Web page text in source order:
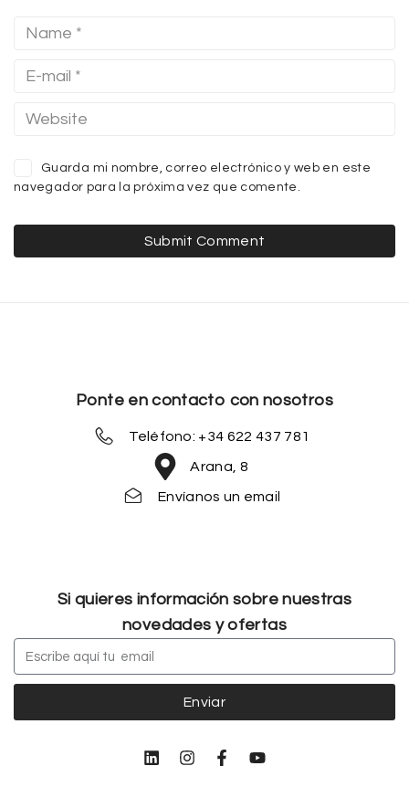
Guarda mi nombre, correo electrónico y web en este
navegador para la próxima vez que comente.
Ponte en contacto con nosotros
Teléfono: +34 622 437 781
Arana, 8
Envíanos un email
Si quieres información sobre nuestras
novedades y ofertas
Enviar